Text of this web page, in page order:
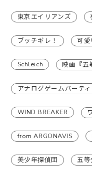
東京エイリアンズ
ブッチギレ！ 可
Schleich 映画『五
アナログゲームパーティ
WIND BREAKER
from ARGONAVIS
美少年探偵団 五